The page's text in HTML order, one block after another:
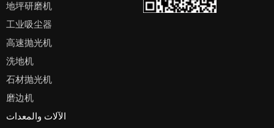
地坪研磨机
工业吸尘器
高速抛光机
洗地机
石材抛光机
磨边机
الآلات والمعدات